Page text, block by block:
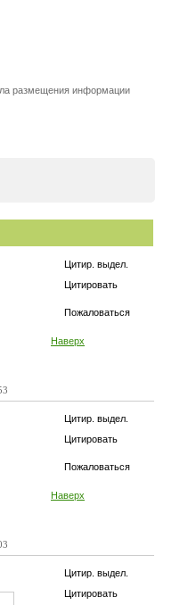
размещения информации
Цитир. выдел.
Цитировать
Пожаловаться
Наверх
Цитир. выдел.
Цитировать
Пожаловаться
Наверх
Цитир. выдел.
Цитировать